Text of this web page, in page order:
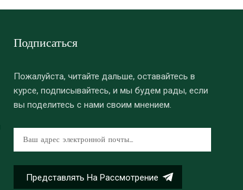
Подписаться
Пожалуйста, читайте дальше, оставайтесь в
курсе, подписывайтесь, и мы будем рады, если
вы поделитесь с нами своим мнением.
Представлять На Рассмотрение